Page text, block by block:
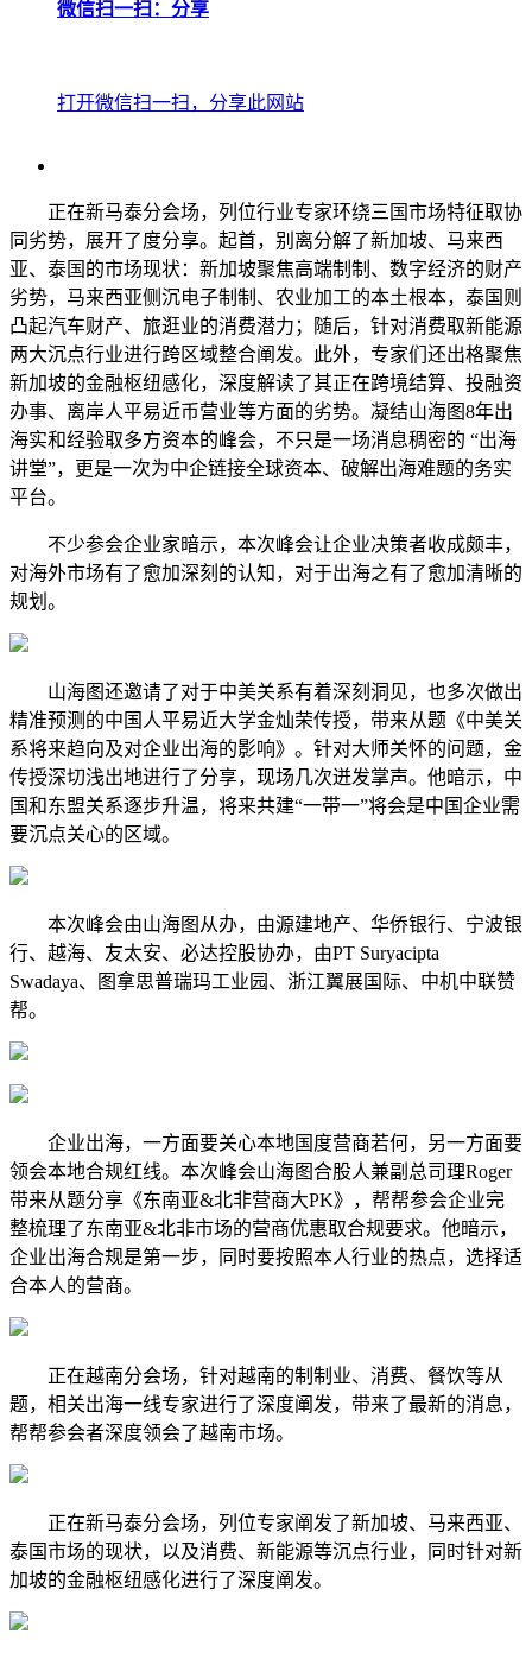
微信扫一扫：分享
打开微信扫一扫，分享此网站
正在新马泰分会场，列位行业专家环绕三国市场特征取协
同劣势，展开了度分享。起首，别离分解了新加坡、马来西
亚、泰国的市场现状：新加坡聚焦高端制制、数字经济的财产
劣势，马来西亚侧沉电子制制、农业加工的本土根本，泰国则
凸起汽车财产、旅逛业的消费潜力；随后，针对消费取新能源
两大沉点行业进行跨区域整合阐发。此外，专家们还出格聚焦
新加坡的金融枢纽感化，深度解读了其正在跨境结算、投融资
办事、离岸人平易近币营业等方面的劣势。凝结山海图8年出
海实和经验取多方资本的峰会，不只是一场消息稠密的 “出海
讲堂”，更是一次为中企链接全球资本、破解出海难题的务实
平台。
不少参会企业家暗示，本次峰会让企业决策者收成颇丰，
对海外市场有了愈加深刻的认知，对于出海之有了愈加清晰的
规划。
山海图还邀请了对于中美关系有着深刻洞见，也多次做出
精准预测的中国人平易近大学金灿荣传授，带来从题《中美关
系将来趋向及对企业出海的影响》。针对大师关怀的问题，金
传授深切浅出地进行了分享，现场几次迸发掌声。他暗示，中
国和东盟关系逐步升温，将来共建“一带一”将会是中国企业需
要沉点关心的区域。
本次峰会由山海图从办，由源建地产、华侨银行、宁波银
行、越海、友太安、必达控股协办，由PT Suryacipta
Swadaya、图拿思普瑞玛工业园、浙江翼展国际、中机中联赞
帮。
企业出海，一方面要关心本地国度营商若何，另一方面要
领会本地合规红线。本次峰会山海图合股人兼副总司理Roger
带来从题分享《东南亚&北非营商大PK》，帮帮参会企业完
整梳理了东南亚&北非市场的营商优惠取合规要求。他暗示，
企业出海合规是第一步，同时要按照本人行业的热点，选择适
合本人的营商。
正在越南分会场，针对越南的制制业、消费、餐饮等从
题，相关出海一线专家进行了深度阐发，带来了最新的消息，
帮帮参会者深度领会了越南市场。
正在新马泰分会场，列位专家阐发了新加坡、马来西亚、
泰国市场的现状，以及消费、新能源等沉点行业，同时针对新
加坡的金融枢纽感化进行了深度阐发。